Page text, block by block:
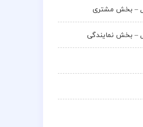
– بخش مشتری
– بخش نمایندگی